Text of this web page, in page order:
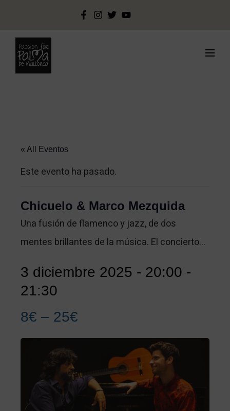
« All Eventos
Este evento ha pasado.
Chicuelo & Marco Mezquida
Una fusión de flamenco y jazz, de dos
mentes brillantes de la música. El concierto…
3 diciembre 2025 - 20:00 -
21:30
8€ – 25€